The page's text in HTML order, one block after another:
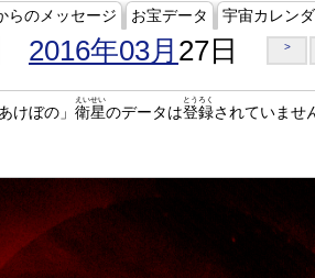
らのメッセージ お宝データ 宇宙カレン
2016年03月 27日 >
けぼの」 衛星
えいせい
のデータは登録
とうろく
されていませ